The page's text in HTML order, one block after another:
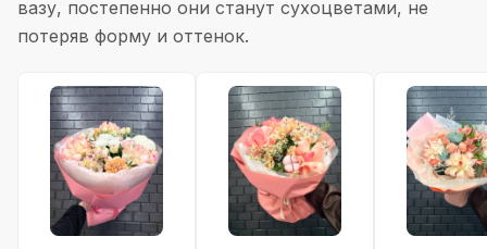
вазу, постепенно они станут сухоцветами, не
потеряв форму и оттенок.